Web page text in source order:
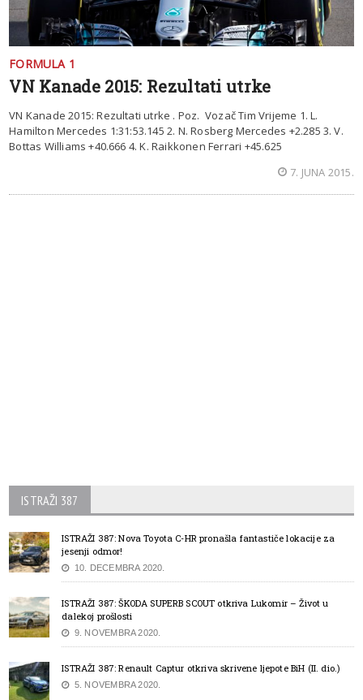
FORMULA 1
VN Kanade 2015: Rezultati utrke
VN Kanade 2015: Rezultati utrke . Poz. Vozač Tim Vrijeme 1. L.
Hamilton Mercedes 1:31:53.145 2. N. Rosberg Mercedes +2.285 3. V.
Bottas Williams +40.666 4. K. Raikkonen Ferrari +45.625
7. JUNA 2015.
ISTRAŽI 387
ISTRAŽI 387: Nova Toyota C-HR pronašla fantastiče lokacije za
jesenji odmor!
10. DECEMBRA 2020.
ISTRAŽI 387: ŠKODA SUPERB SCOUT otkriva Lukomir – Život u
dalekoj prošlosti
9. NOVEMBRA 2020.
ISTRAŽI 387: Renault Captur otkriva skrivene ljepote BiH (II. dio.)
5. NOVEMBRA 2020.